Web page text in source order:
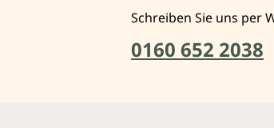
Schreiben Sie uns per
0160 652 2038